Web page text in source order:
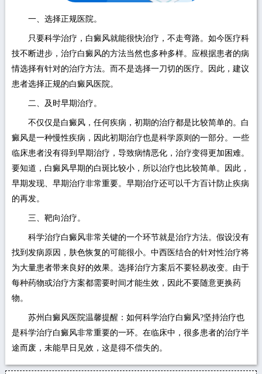
一、选择正规医院。
只要科学治疗，白癜风就能很快治疗，不走弯路。如今医疗科
技不断进步，治疗白癜风的方法当然也多种多样。应根据患者的病
情选择有针对的治疗方法。而不是选择一刀切的医疗。因此，建议
患者选择正规的白癜风医院。
二、及时早期治疗。
不仅仅是白癜风，任何疾病，初期的治疗都是比较简单的。白
癜风是一种慢性疾病，因此初期治疗也是科学原则的一部分。一些
临床患者没有得到早期治疗，导致病情恶化，治疗变得更加困难。
要知道，白癜风早期的白斑比较小，所以治疗也比较简单。因此，
早期发现、早期治疗非常重要。早期治疗还可以千方百计防止疾病
的再发。
三、靶向治疗。
科学治疗白癜风非常关键的一个环节就是治疗方法。假设没有
找到发病原因，肤色恢复的可能很小。中西医结合的针对性治疗将
为大量患者带来良好的效果。选择治疗方案后不要轻易改变。由于
每种药物或治疗方案都需要时间才能生效，因此不要随意更换药
物。
苏州白癜风医院温馨提醒：如何科学治疗白癜风?坚持治疗也
是科学治疗白癜风非常重要的一环。在临床中，很多患者的治疗半
途而废，未能早日见效，这是得不偿失的。